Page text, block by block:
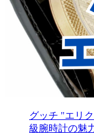
グッチ "エリ
級腕時計の魅